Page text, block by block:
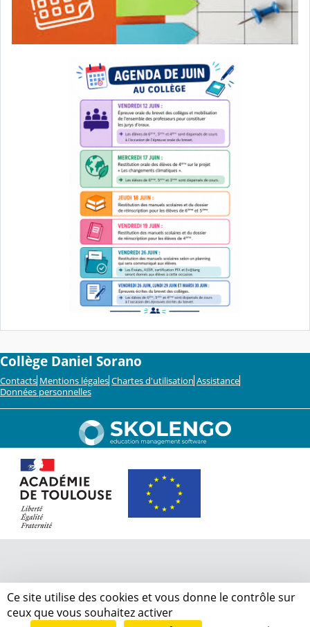
Collège Daniel Sorano
Contacts Mentions légales Chartes d'utilisation Assistance
Données personnelles
Ce site utilise des cookies et vous donne le contrôle sur
ceux que vous souhaitez activer